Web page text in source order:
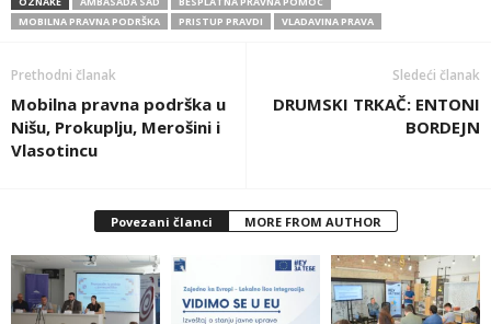
MOBILNA PRAVNA PODRŠKA
PRISTUP PRAVDI VLADAVINA PRAVA
Prethodni članak
Mobilna pravna podrška u
Nišu, Prokuplju, Merošini i
Vlasotincu
Sledeći članak
DRUMSKI TRKAČ: ENTONI
BORDEJN
Povezani članci MORE FROM AUTHOR